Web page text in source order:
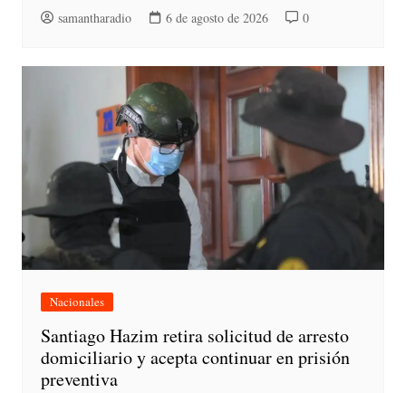
samantharadio 6 de agosto de 2026 0
Nacionales
Santiago Hazim retira solicitud de arresto
domiciliario y acepta continuar en prisión
preventiva